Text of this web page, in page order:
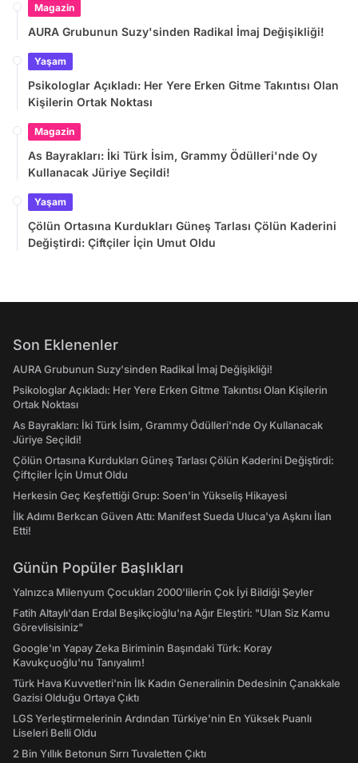
Magazin
AURA Grubunun Suzy'sinden Radikal İmaj Değişikliği!
Yaşam
Psikologlar Açıkladı: Her Yere Erken Gitme Takıntısı Olan
Kişilerin Ortak Noktası
Magazin
As Bayrakları: İki Türk İsim, Grammy Ödülleri'nde Oy
Kullanacak Jüriye Seçildi!
Yaşam
Çölün Ortasına Kurdukları Güneş Tarlası Çölün Kaderini
Değiştirdi: Çiftçiler İçin Umut Oldu
Son Eklenenler
AURA Grubunun Suzy'sinden Radikal İmaj Değişikliği!
Psikologlar Açıkladı: Her Yere Erken Gitme Takıntısı Olan Kişilerin
Ortak Noktası
As Bayrakları: İki Türk İsim, Grammy Ödülleri'nde Oy Kullanacak
Jüriye Seçildi!
Çölün Ortasına Kurdukları Güneş Tarlası Çölün Kaderini Değiştirdi:
Çiftçiler İçin Umut Oldu
Herkesin Geç Keşfettiği Grup: Soen'in Yükseliş Hikayesi
İlk Adımı Berkcan Güven Attı: Manifest Sueda Uluca'ya Aşkını İlan
Etti!
Günün Popüler Başlıkları
Yalnızca Milenyum Çocukları 2000'lilerin Çok İyi Bildiği Şeyler
Fatih Altaylı'dan Erdal Beşikçioğlu'na Ağır Eleştiri: "Ulan Siz Kamu
Görevlisisiniz"
Google'ın Yapay Zeka Biriminin Başındaki Türk: Koray
Kavukçuoğlu'nu Tanıyalım!
Türk Hava Kuvvetleri'nin İlk Kadın Generalinin Dedesinin Çanakkale
Gazisi Olduğu Ortaya Çıktı
LGS Yerleştirmelerinin Ardından Türkiye'nin En Yüksek Puanlı
Liseleri Belli Oldu
2 Bin Yıllık Betonun Sırrı Tuvaletten Çıktı